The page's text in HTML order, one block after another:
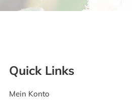
Quick Links
Mein Konto